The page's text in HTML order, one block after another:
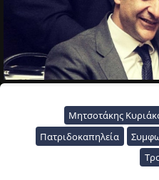
Μητσοτάκης
Πατριδοκαπηλεία